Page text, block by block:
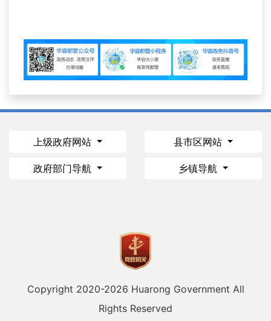
上级政府网站 县市区网站
政府部门导航 乡镇导航
Copyright 2020-2026 Huarong Government All
Rights Reserved